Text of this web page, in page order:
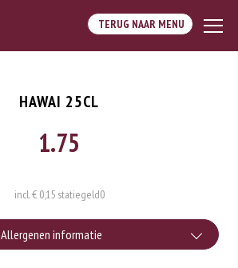
TERUG NAAR MENU
HAWAI 25CL
1.75
incl. € 0,15 statiegeld0
Allergenen informatie